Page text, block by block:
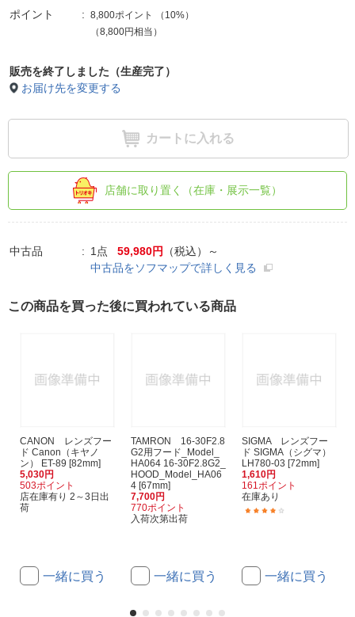
ポイント 8,800ポイント （ 10%）
（8,800円相当）
販売を終了しました（生産完了）
お届け先を変更する
カートに入れる
店舗に取り置く（在庫・展示一覧）
中古品 1点 59,980円
（税込）～
中古品をソフマップで詳しく見る
この商品を買った後に買われている商品
CANON レンズフー
ド Canon（キヤノ
ン） ET-89 [82mm]
5,030円
503ポイント
店在庫有り 2～3日出
荷
一緒に買う
TAMRON 16-30F2.8
G2用フード_Model_
HA064 16-30F2.8G2_
HOOD_Model_HA06
4 [67mm]
7,700円
770ポイント
入荷次第出荷
一緒に買う
SIGMA レンズフー
ド SIGMA（シグマ）
LH780-03 [72mm]
1,610円
161ポイント
在庫あり
一緒に買う